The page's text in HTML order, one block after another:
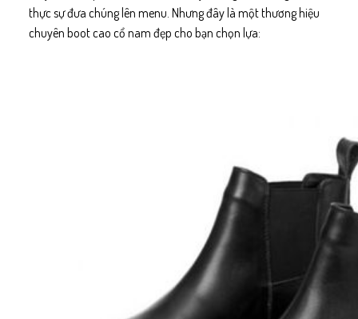
thực sự đưa chúng lên menu. Nhưng đây là một thương hiệu
chuyên boot cao cổ nam đẹp cho bạn chọn lựa: